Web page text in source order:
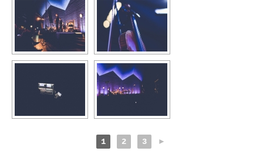
1 2 3 ►